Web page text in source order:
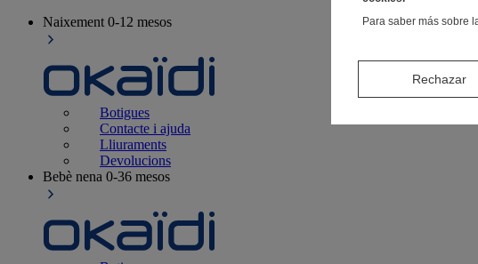
Naixement 0-12 mesos
Botigues
Contacte i ajuda
Lliuraments
Devolucions
Bebè nena 0-36 mesos
Para saber más sobre
Rechazar